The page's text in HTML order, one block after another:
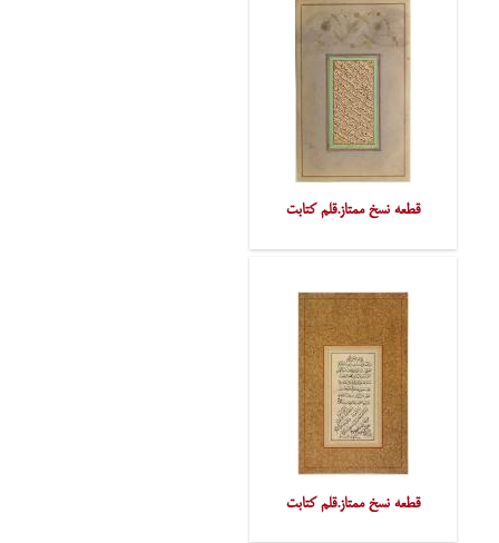
قطعه نسخ ممتاز.قلم کتابت
قطعه نسخ ممتاز.قلم کتابت